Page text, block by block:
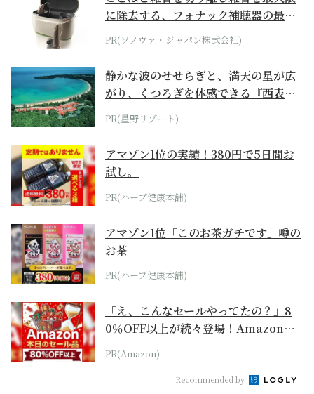
に除去する、フォナック補聴器の最上
位モデル
PR(ソノヴァ・ジャパン株式会社)
静かな波のせせらぎと、満天の星が広
がり、くつろぎを体感できる『西表島
ホテル by...
PR(星野リゾート)
アマゾン1位の実績！380円で5日間お
試し。
PR(ハーブ健康本舗)
アマゾン1位「このお茶ガチです」噂の
お茶
PR(ハーブ健康本舗)
「え、こんなセールやってたの？」8
0％OFF以上が続々登場！Amazonの
本気が...
PR(Amazon)
Recommended by